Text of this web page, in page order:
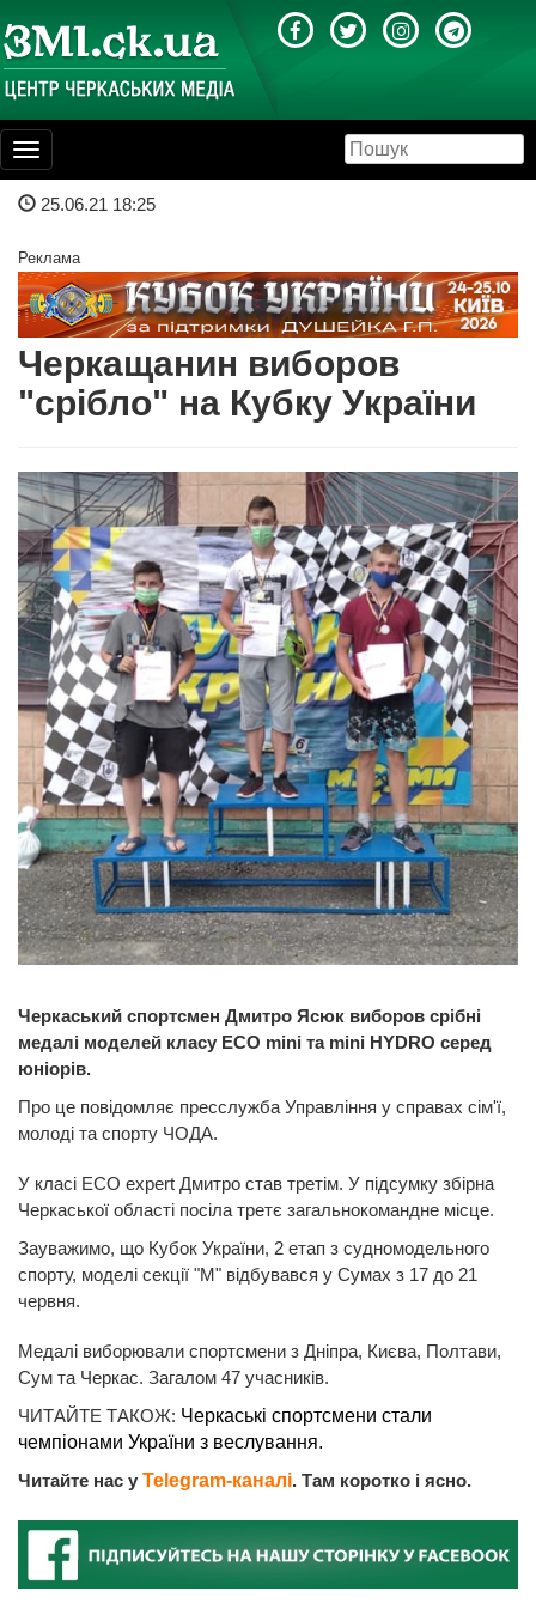
Toggle
navigation
25.06.21 18:25
Реклама
Черкащанин виборов
"срібло" на Кубку України
Черкаський спортсмен Дмитро Ясюк виборов срібні
медалі моделей класу ECO mini та mini HYDRO серед
юніорів.
Про це повідомляє пресслужба Управління у справах сім'ї,
молоді та спорту ЧОДА.
У класі ECO expert Дмитро став третім. У підсумку збірна
Черкаської області посіла третє загальнокомандне місце.
Зауважимо, що Кубок України, 2 етап з судномодельного
спорту, моделі секції "M" відбувався у Сумах з 17 до 21
червня.
Медалі виборювали спортсмени з Дніпра, Києва, Полтави,
Сум та Черкас. Загалом 47 учасників.
ЧИТАЙТЕ ТАКОЖ: Черкаські спортсмени стали
чемпіонами України з веслування.
Читайте нас у Telegram-каналі. Там коротко і ясно.